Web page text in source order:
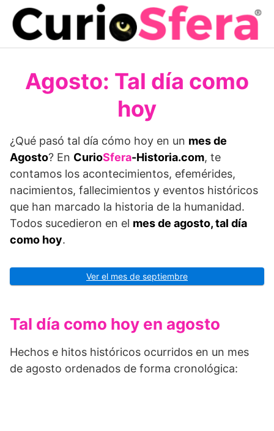
Saltar
contenido
Agosto: Tal día como
hoy
¿Qué pasó tal día cómo hoy en un mes de
Agosto? En CurioSfera-Historia.com, te
contamos los acontecimientos, efemérides,
nacimientos, fallecimientos y eventos históricos
que han marcado la historia de la humanidad.
Todos sucedieron en el mes de agosto, tal día
como hoy.
Ver el mes de septiembre
Tal día como hoy en agosto
Hechos e hitos históricos ocurridos en un mes
de agosto ordenados de forma cronológica: